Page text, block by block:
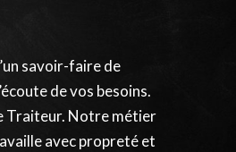
savoir-faire de
de vos besoins.
Traiteur. Notre métier
avec propreté et